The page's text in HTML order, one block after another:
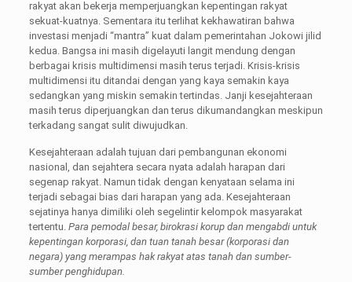
rakyat akan bekerja memperjuangkan kepentingan rakyat
sekuat-kuatnya. Sementara itu terlihat kekhawatiran bahwa
investasi menjadi “mantra” kuat dalam pemerintahan Jokowi jilid
kedua. Bangsa ini masih digelayuti langit mendung dengan
berbagai krisis multidimensi masih terus terjadi. Krisis-krisis
multidimensi itu ditandai dengan yang kaya semakin kaya
sedangkan yang miskin semakin tertindas. Janji kesejahteraan
masih terus diperjuangkan dan terus dikumandangkan meskipun
terkadang sangat sulit diwujudkan.
Kesejahteraan adalah tujuan dari pembangunan ekonomi
nasional, dan sejahtera secara nyata adalah harapan dari
segenap rakyat. Namun tidak dengan kenyataan selama ini
terjadi sebagai bias dari harapan yang ada. Kesejahteraan
sejatinya hanya dimiliki oleh segelintir kelompok masyarakat
tertentu. Para pemodal besar, birokrasi korup dan mengabdi untuk
kepentingan korporasi, dan tuan tanah besar (korporasi dan
negara) yang merampas hak rakyat atas tanah dan sumber-
sumber penghidupan.